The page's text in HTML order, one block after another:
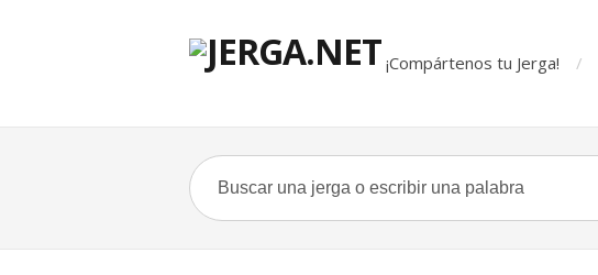
¡Compártenos tu Jerga!